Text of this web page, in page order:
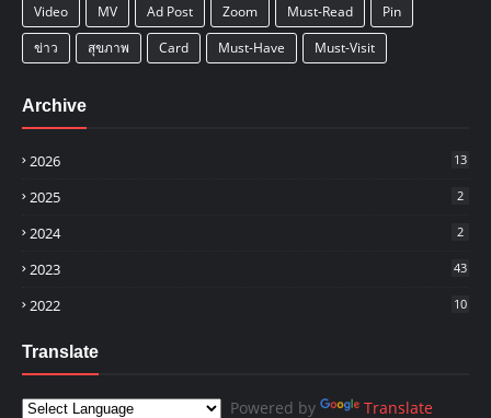
Video MV Ad Post Zoom Must-Read
Pin
ข่าว
สุขภาพ Card Must-Have Must-Visit
Archive
2026 13
2025 2
2024 2
2023 43
2022 10
Translate
Powered by Translate